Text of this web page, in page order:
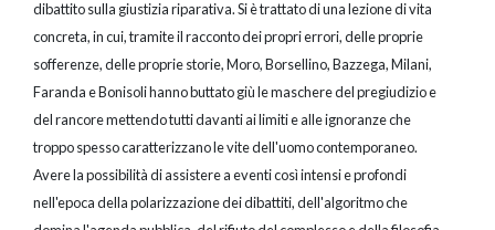
dibattito sulla giustizia riparativa. Si è trattato di una lezione di vita
concreta, in cui, tramite il racconto dei propri errori, delle proprie
sofferenze, delle proprie storie, Moro, Borsellino, Bazzega, Milani,
Faranda e Bonisoli hanno buttato giù le maschere del pregiudizio e
del rancore mettendo tutti davanti ai limiti e alle ignoranze che
troppo spesso caratterizzano le vite dell'uomo contemporaneo.
Avere la possibilità di assistere a eventi così intensi e profondi
nell'epoca della polarizzazione dei dibattiti, dell'algoritmo che